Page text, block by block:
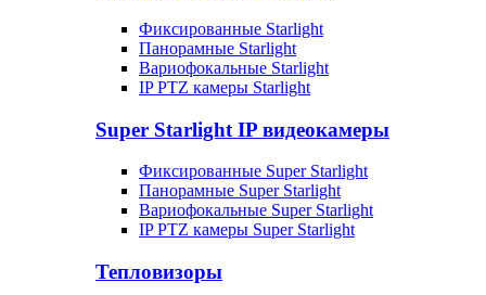
Фиксированные Starlight
Панорамные Starlight
Вариофокальные Starlight
IP PTZ камеры Starlight
Super Starlight IP видеокамеры
Фиксированные Super Starlight
Панорамные Super Starlight
Вариофокальные Super Starlight
IP PTZ камеры Super Starlight
Тепловизоры